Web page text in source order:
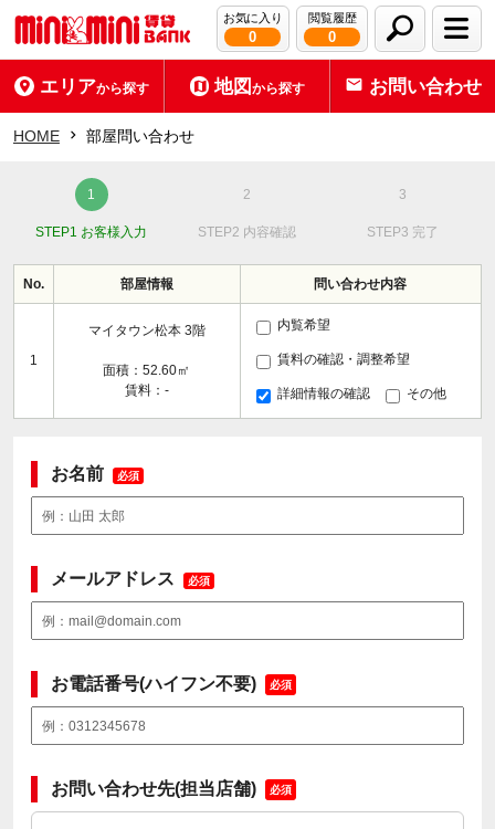
お気に入り
0
閲覧履歴
0
エリアから探す 地図から探す お問い合わせ
HOME 部屋問い合わせ
STEP1 お客様入力 STEP2 内容確認 STEP3 完了
No. 部屋情報 問い合わせ内容
1
マイタウン松本 3階
面積：52.60㎡
賃料：-
内覧希望
賃料の確認・調整希望
詳細情報の確認 その他
お名前 必須
メールアドレス 必須
お電話番号(ハイフン不要) 必須
お問い合わせ先(担当店舗) 必須